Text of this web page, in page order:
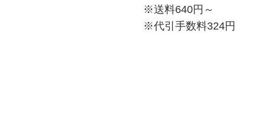
※送料640円～
※代引手数料324円